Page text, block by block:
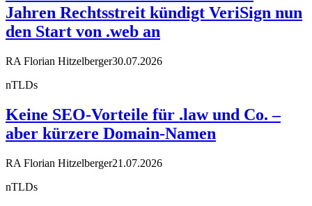
Jahren Rechtsstreit kündigt VeriSign nun
den Start von .web an
RA Florian Hitzelberger30.07.2026
nTLDs
Keine SEO-Vorteile für .law und Co. –
aber kürzere Domain-Namen
RA Florian Hitzelberger21.07.2026
nTLDs